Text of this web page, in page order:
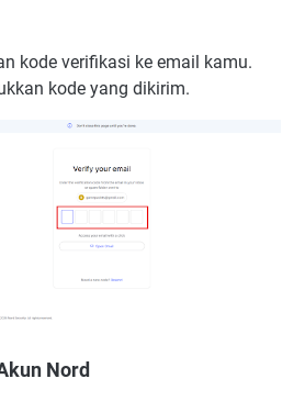
kode verifikasi ke email kamu.
kode yang dikirim.
Nord